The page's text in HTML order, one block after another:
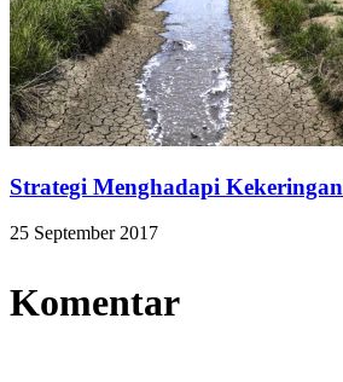
Strategi Menghadapi Kekeringan
25 September 2017
Komentar